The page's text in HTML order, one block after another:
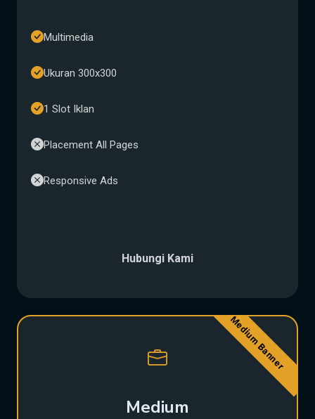
Multimedia
Ukuran 300x300
1 Slot Iklan
Placement All Pages
Responsive Ads
Hubungi Kami
Medium Banner
Medium